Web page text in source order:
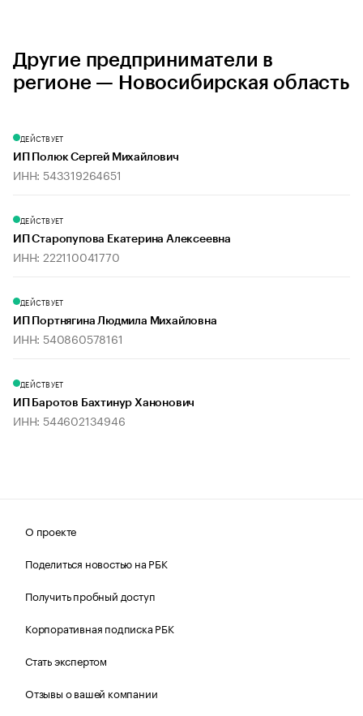
Другие предприниматели в
регионе — Новосибирская область
ДЕЙСТВУЕТ
ИП Полюк Сергей Михайлович
ИНН: 543319264651
ДЕЙСТВУЕТ
ИП Старопупова Екатерина Алексеевна
ИНН: 222110041770
ДЕЙСТВУЕТ
ИП Портнягина Людмила Михайловна
ИНН: 540860578161
ДЕЙСТВУЕТ
ИП Баротов Бахтинур Ханонович
ИНН: 544602134946
О проекте
Поделиться новостью на РБК
Получить пробный доступ
Корпоративная подписка РБК
Стать экспертом
Отзывы о вашей компании